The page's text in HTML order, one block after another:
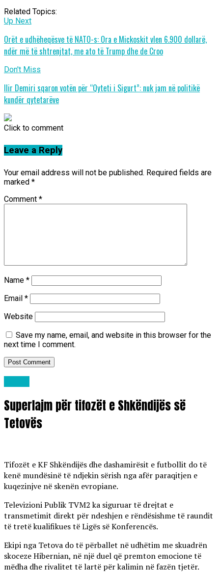
Related Topics:
Up Next
Orët e udhëheqësve të NATO-s: Ora e Mickoskit vlen 6.900 dollarë,
ndër më të shtrenjtat, me ato të Trump dhe de Croo
Don't Miss
Ilir Demiri sqaron votën për “Qyteti i Sigurt”: nuk jam në politikë
kundër qytetarëve
Click to comment
Leave a Reply
Your email address will not be published. Required fields are
marked *
Comment *
Name *
Email *
Website
Save my name, email, and website in this browser for the
next time I comment.
Superlajm për tifozët e Shkëndijës së
Tetovës
Tifozët e KF Shkëndijës dhe dashamirësit e futbollit do të
kenë mundësinë të ndjekin sërish nga afër paraqitjen e
kuqezinjve në skenën evropiane.
Televizioni Publik TVM2 ka siguruar të drejtat e
transmetimit direkt për ndeshjen e rëndësishme të raundit
të tretë kualifikues të Ligës së Konferencës.
Ekipi nga Tetova do të përballet në udhëtim me skuadrën
skoceze Hibernian, në një duel që premton emocione të
mëdha dhe rivalitet të lartë për kalimin në fazën tjetër.